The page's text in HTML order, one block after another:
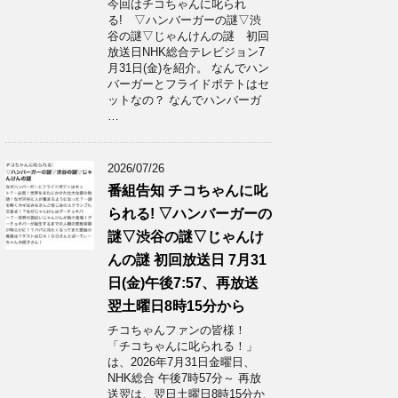
今回はチコちゃんに叱られ
る! ▽ハンバーガーの謎▽渋
谷の謎▽じゃんけんの謎 初回
放送日NHK総合テレビジョン7
月31日(金)を紹介。 なんでハン
バーガーとフライドポテトはセ
ットなの？ なんでハンバーガ
…
2026/07/26
番組告知 チコちゃんに叱
られる! ▽ハンバーガーの
謎▽渋谷の謎▽じゃんけ
んの謎 初回放送日 7月31
日(金)午後7:57、再放送
翌土曜日8時15分から
チコちゃんファンの皆様！
「チコちゃんに叱られる！」​
は、2026年7月31日金曜日、
NHK総合 午後7時57分～ 再放
送翌は、翌日土曜日8時15分か